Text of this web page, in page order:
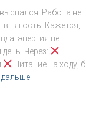
Работа не
тягость. Кажется,
энергия не
Через:
Питание на ходу,
дальше